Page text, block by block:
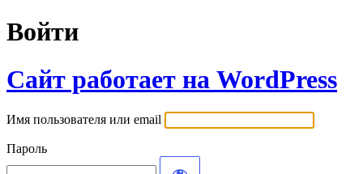
Войти
Сайт работает на WordPress
Имя пользователя или email
Пароль